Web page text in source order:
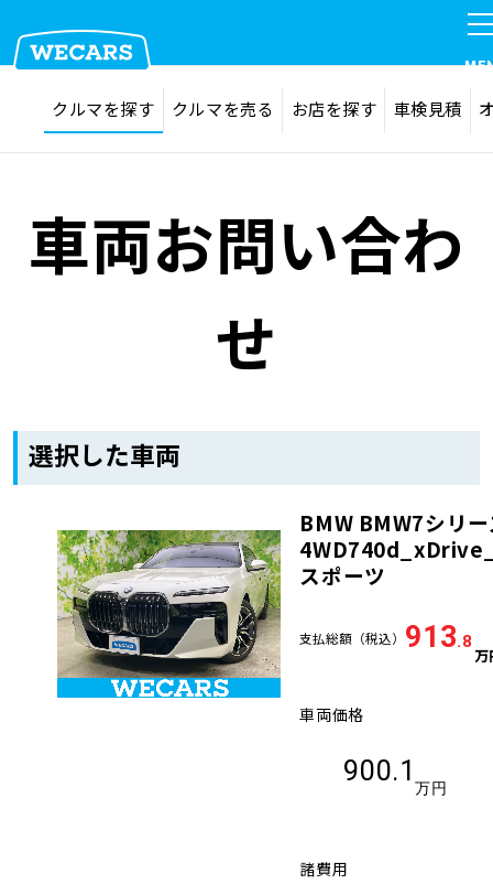
在庫検索 サイト内検索
クルマを探す
クルマを売る
車検見積
車検料金・メニュー
品質管理とサポート体制
オイル交換・点検・整備予約
お役立ち情報
お問い合わせ
採用情報
クルマを探す クルマを売る お店を探す 車検見積
車両お問い合わ
せ
選択した車両
BMW BMW7シリ
スポーツ
支払総額 （税込） 913.8
万
車両価格
900.1
万円
諸費用